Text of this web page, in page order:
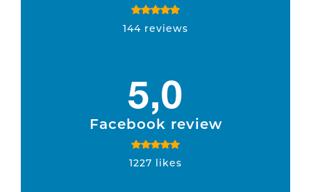
144 reviews
5,0
Facebook review
1227 likes